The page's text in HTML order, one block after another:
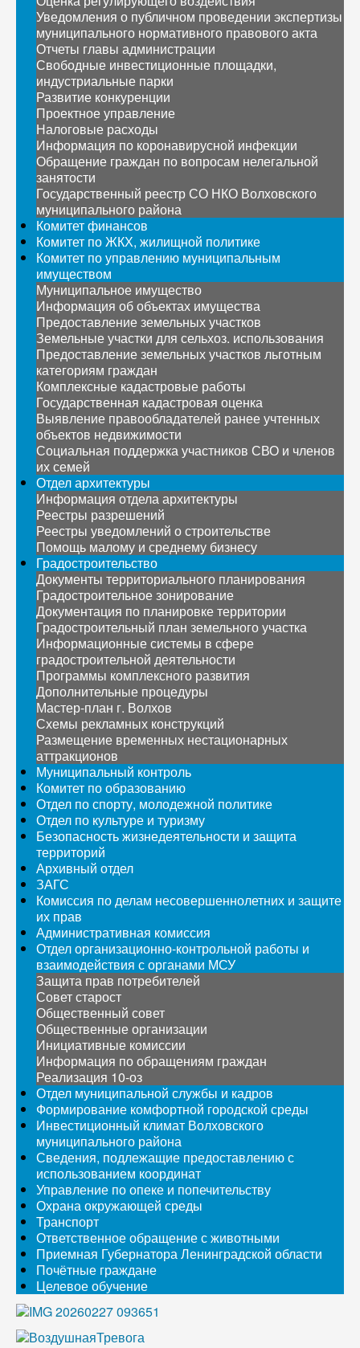
Уведомления о публичном проведении экспертизы
муниципального нормативного правового акта
Отчеты главы администрации
Свободные инвестиционные площадки,
индустриальные парки
Развитие конкуренции
Проектное управление
Налоговые расходы
Информация по коронавирусной инфекции
Обращение граждан по вопросам нелегальной
занятости
Государственный реестр СО НКО Волховского
муниципального района
Комитет финансов
Комитет по ЖКХ, жилищной политике
Комитет по управлению муниципальным
имуществом
Муниципальное имущество
Информация об объектах имущества
Предоставление земельных участков
Земельные участки для сельхоз. использования
Предоставление земельных участков льготным
категориям граждан
Комплексные кадастровые работы
Государственная кадастровая оценка
Выявление правообладателей ранее учтенных
объектов недвижимости
Социальная поддержка участников СВО и членов
их семей
Отдел архитектуры
Информация отдела архитектуры
Реестры разрешений
Реестры уведомлений о строительстве
Помощь малому и среднему бизнесу
Градостроительство
Документы территориального планирования
Градостроительное зонирование
Документация по планировке территории
Градостроительный план земельного участка
Информационные системы в сфере
градостроительной деятельности
Программы комплексного развития
Дополнительные процедуры
Мастер-план г. Волхов
Схемы рекламных конструкций
Размещение временных нестационарных
аттракционов
Муниципальный контроль
Комитет по образованию
Отдел по спорту, молодежной политике
Отдел по культуре и туризму
Безопасность жизнедеятельности и защита
территорий
Архивный отдел
ЗАГС
Комиссия по делам несовершеннолетних и защите
их прав
Административная комиссия
Отдел организационно-контрольной работы и
взаимодействия с органами МСУ
Защита прав потребителей
Совет старост
Общественный совет
Общественные организации
Инициативные комиссии
Информация по обращениям граждан
Реализация 10-оз
Отдел муниципальной службы и кадров
Формирование комфортной городской среды
Инвестиционный климат Волховского
муниципального района
Сведения, подлежащие предоставлению с
использованием координат
Управление по опеке и попечительству
Охрана окружающей среды
Транспорт
Ответственное обращение с животными
Приемная Губернатора Ленинградской области
Почётные граждане
Целевое обучение